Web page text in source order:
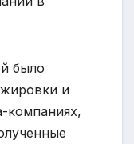
было
и
компаниях,